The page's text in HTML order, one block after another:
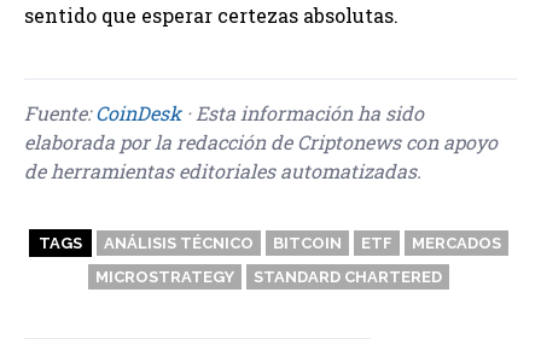
sentido que esperar certezas absolutas.
Fuente:CoinDesk· Esta información ha sido
elaborada por la redacción de Criptonews con apoyo
de herramientas editoriales automatizadas.
TAGS ANÁLISIS TÉCNICO BITCOIN ETF
MERCADOS
MICROSTRATEGY
STANDARD CHARTERED